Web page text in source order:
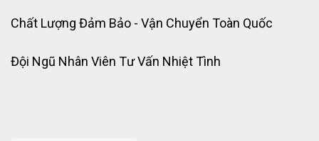
Chất Lượng Đảm Bảo - Vận Chuyển Toàn Quốc
Đội Ngũ Nhân Viên Tư Vấn Nhiệt Tình